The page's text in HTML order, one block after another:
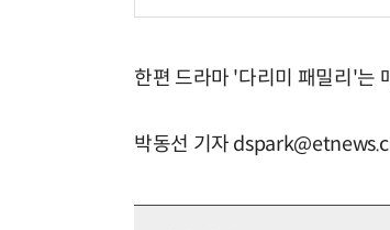
한편 드라마 '다리미 패밀리'는
박동선 기자